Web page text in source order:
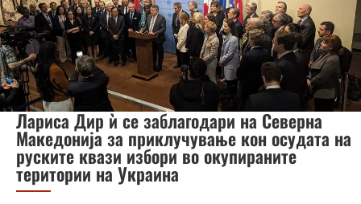
Лариса Дир ѝ се заблагодари на Северна
Македонија за приклучување кон осудата на
руските квази избори во окупираните
територии на Украина